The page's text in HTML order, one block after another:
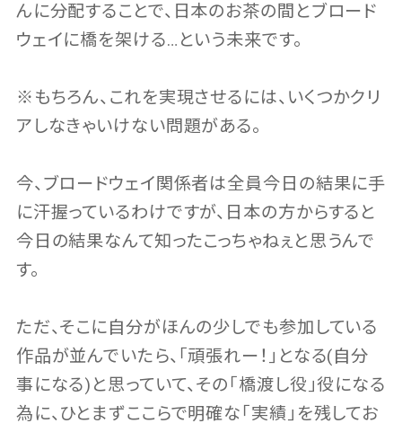
んに分配することで、日本のお茶の間とブロード
ウェイに橋を架ける…という未来です。
※もちろん、これを実現させるには、いくつかクリ
アしなきゃいけない問題がある。
今、ブロードウェイ関係者は全員今日の結果に手
に汗握っているわけですが、日本の方からすると
今日の結果なんて知ったこっちゃねぇと思うんで
す。
ただ、そこに自分がほんの少しでも参加している
作品が並んでいたら、｢頑張れー！｣となる(自分
事になる)と思っていて、その｢橋渡し役｣役になる
為に、ひとまずここらで明確な｢実績｣を残してお